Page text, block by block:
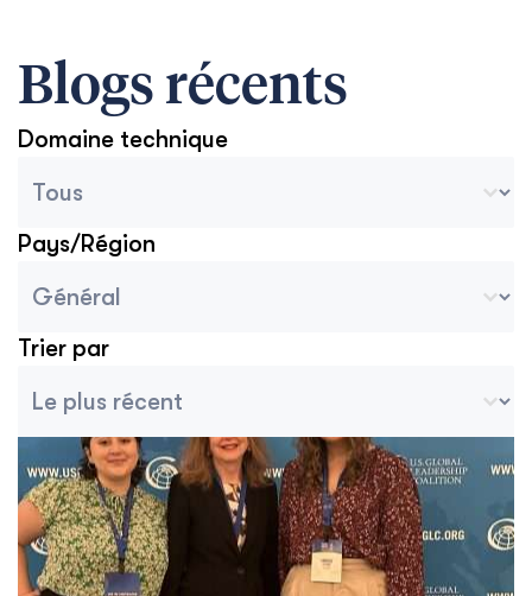
Blogs récents
Domaine technique
Pays/Région
Trier par